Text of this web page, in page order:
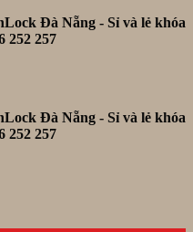
Đà Nẵng - Sỉ và lẻ khóa
252 257
Đà Nẵng - Sỉ và lẻ khóa
252 257